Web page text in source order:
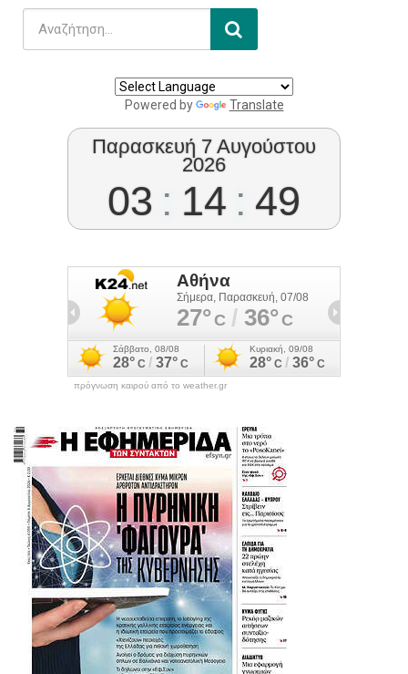
Powered by Translate
Παρασκευή 7 Αυγούστου
2026
03 : 14 : 50
πρόγνωση καιρού από το weather.gr